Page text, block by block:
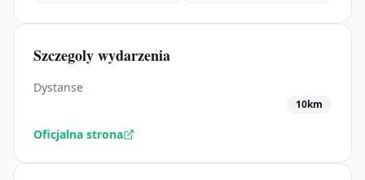
Szczegoly wydarzenia
Dystanse
10km
Oficjalna strona